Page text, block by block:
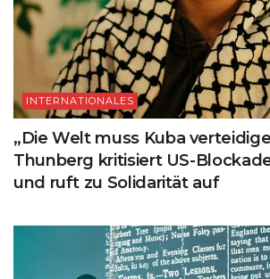
INTERNATIONALES
„Die Welt muss Kuba
Thunberg kritisiert US-
und ruft zu Solidarität auf